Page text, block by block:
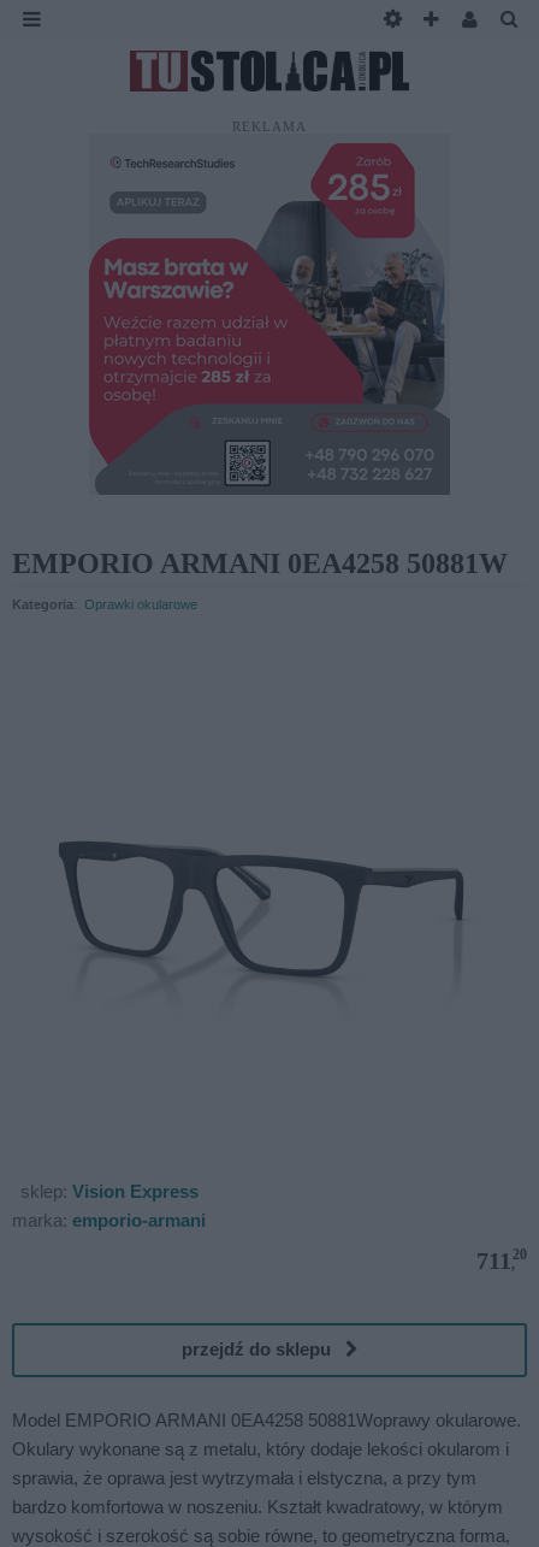
REKLAMA
EMPORIO ARMANI 0EA4258 50881W
Kategoria: Oprawki okularowe
sklep: Vision Express
marka: emporio-armani
711 ,
20
przejdź do sklepu
Model EMPORIO ARMANI 0EA4258 50881Woprawy okularowe.
Okulary wykonane są z metalu, który dodaje lekości okularom i
sprawia, że oprawa jest wytrzymała i elstyczna, a przy tym
bardzo komfortowa w noszeniu. Kształt kwadratowy, w którym
wysokość i szerokość są sobie równe, to geometryczna forma,